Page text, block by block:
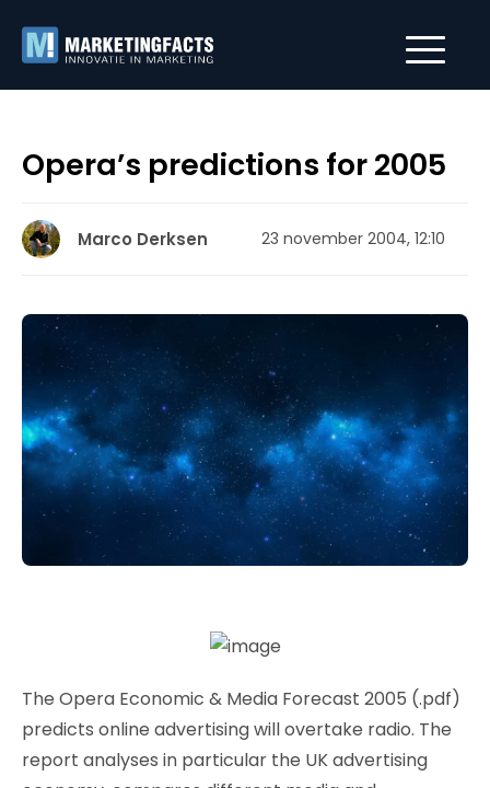
Opera’s predictions for 2005
Marco Derksen 23 november 2004, 12:10
The Opera Economic & Media Forecast 2005 (.pdf)
predicts online advertising will overtake radio. The
report analyses in particular the UK advertising